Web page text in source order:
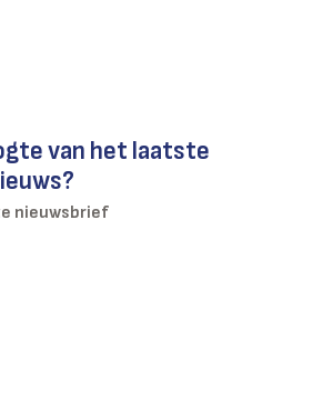
van het laatste
nieuwsbrief